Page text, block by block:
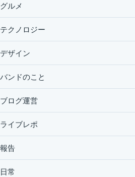
グルメ
テクノロジー
デザイン
バンドのこと
ブログ運営
ライブレポ
報告
日常